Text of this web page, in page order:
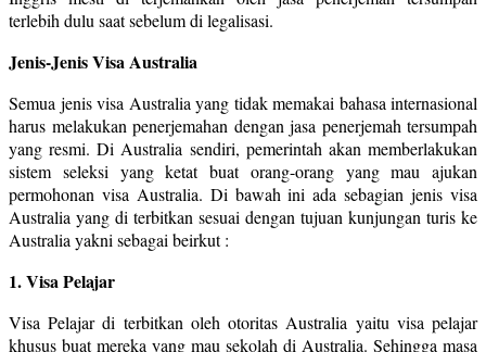
terlebih dulu saat sebelum di legalisasi.
Jenis-Jenis Visa Australia
Semua jenis visa Australia yang tidak memakai bahasa internasional
harus melakukan penerjemahan dengan jasa penerjemah tersumpah
yang resmi. Di Australia sendiri, pemerintah akan memberlakukan
sistem seleksi yang ketat buat orang-orang yang mau ajukan
permohonan visa Australia. Di bawah ini ada sebagian jenis visa
Australia yang di terbitkan sesuai dengan tujuan kunjungan turis ke
Australia yakni sebagai beirkut :
1. Visa Pelajar
Visa Pelajar di terbitkan oleh otoritas Australia yaitu visa pelajar
khusus buat mereka yang mau sekolah di Australia. Sehingga masa